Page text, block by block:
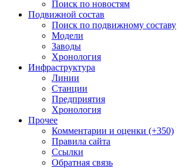
Поиск по новостям
Подвижной состав
Поиск по подвижному составу
Модели
Заводы
Хронология
Инфраструктура
Линии
Станции
Предприятия
Хронология
Прочее
Комментарии и оценки (+350)
Правила сайта
Ссылки
Обратная связь